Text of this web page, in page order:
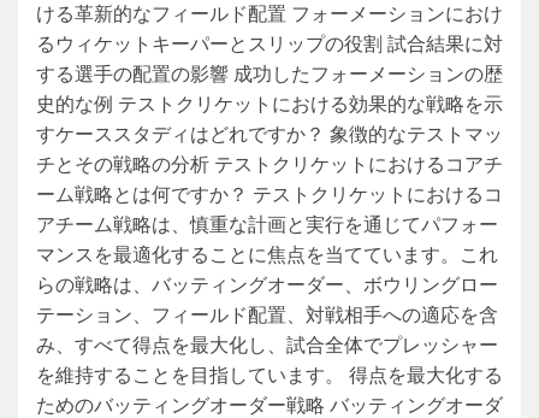
ける革新的なフィールド配置 フォーメーションにおけ
るウィケットキーパーとスリップの役割 試合結果に対
する選手の配置の影響 成功したフォーメーションの歴
史的な例 テストクリケットにおける効果的な戦略を示
すケーススタディはどれですか？ 象徴的なテストマッ
チとその戦略の分析 テストクリケットにおけるコアチ
ーム戦略とは何ですか？ テストクリケットにおけるコ
アチーム戦略は、慎重な計画と実行を通じてパフォー
マンスを最適化することに焦点を当てています。これ
らの戦略は、バッティングオーダー、ボウリングロー
テーション、フィールド配置、対戦相手への適応を含
み、すべて得点を最大化し、試合全体でプレッシャー
を維持することを目指しています。 得点を最大化する
ためのバッティングオーダー戦略 バッティングオーダ